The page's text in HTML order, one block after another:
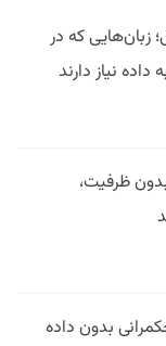
زبان‌هایی که در
نیاز دارند
ظرفیت،
بدون داده